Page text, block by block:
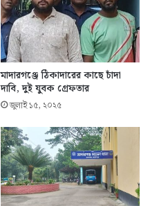
মাদারগঞ্জে ঠিকাদারের কাছে চাঁদা
দাবি, দুই যুবক গ্রেফতার
জুলাই ১৫, ২০২৫